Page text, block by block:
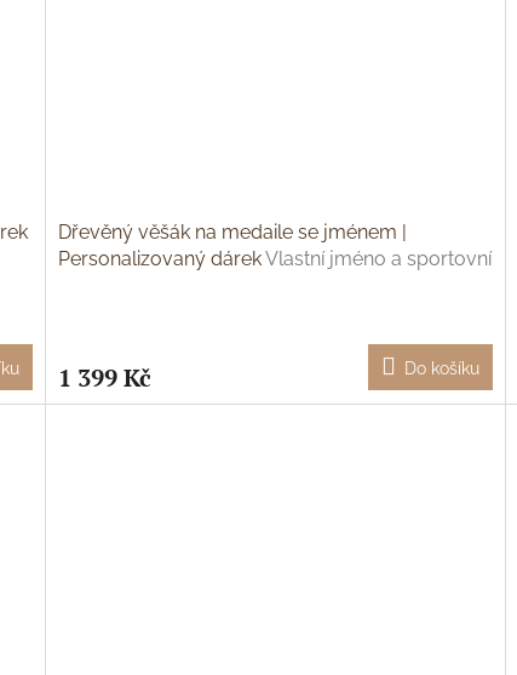
Dřevěný věšák na medaile se jménem |
Personalizovaný dárekVlastní jméno a sportovní
je
5,0
1 399 Kč Do košíku